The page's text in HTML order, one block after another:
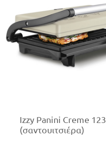
Izzy Panini Creme 123
(σαντουιτσιέρα)